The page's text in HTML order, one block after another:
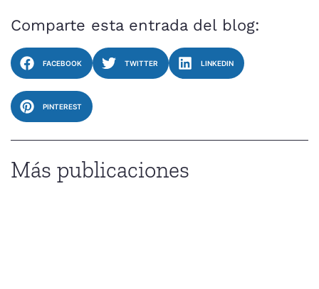
Comparte esta entrada del blog:
FACEBOOK TWITTER LINKEDIN
PINTEREST
Más publicaciones